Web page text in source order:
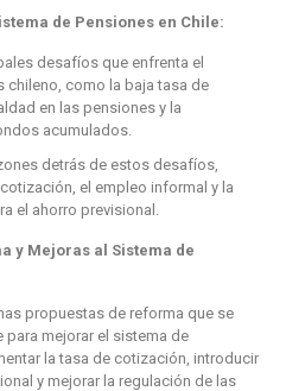
de Pensiones en Chile:
desafíos que enfrenta el
chileno, como la baja tasa de
en las pensiones y la
acumulados.
detrás de estos desafíos,
el empleo informal y la
el ahorro previsional.
y Mejoras al Sistema de
propuestas de reforma que se
para mejorar el sistema de
la tasa de cotización, introducir
y mejorar la regulación de las